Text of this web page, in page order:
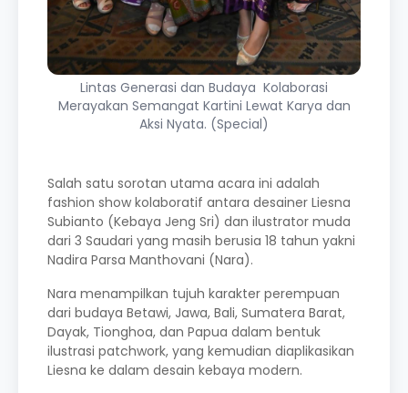
Lintas Generasi dan Budaya Kolaborasi
Merayakan Semangat Kartini Lewat Karya dan
Aksi Nyata. (Special)
Salah satu sorotan utama acara ini adalah
fashion show kolaboratif antara desainer Liesna
Subianto (Kebaya Jeng Sri) dan ilustrator muda
dari 3 Saudari yang masih berusia 18 tahun yakni
Nadira Parsa Manthovani (Nara).
Nara menampilkan tujuh karakter perempuan
dari budaya Betawi, Jawa, Bali, Sumatera Barat,
Dayak, Tionghoa, dan Papua dalam bentuk
ilustrasi patchwork, yang kemudian diaplikasikan
Liesna ke dalam desain kebaya modern.